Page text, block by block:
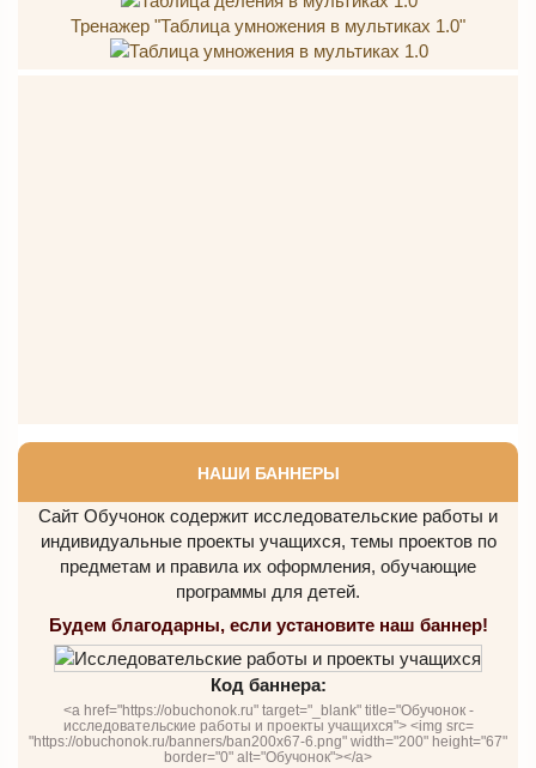
Тренажер "Таблица умножения в мультиках 1.0"
НАШИ БАННЕРЫ
Сайт Обучонок содержит исследовательские работы и
индивидуальные проекты учащихся, темы проектов по
предметам и правила их оформления, обучающие
программы для детей.
Будем благодарны, если установите наш баннер!
Код баннера:
<a href="https://obuchonok.ru" target="_blank" title="Обучонок -
исследовательские работы и проекты учащихся"> <img src=
"https://obuchonok.ru/banners/ban200x67-6.png" width="200" height="67"
border="0" alt="Обучонок"></a>